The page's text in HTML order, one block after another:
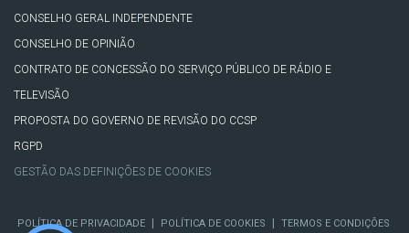
CONSELHO GERAL INDEPENDENTE
CONSELHO DE OPINIÃO
CONTRATO DE CONCESSÃO DO SERVIÇO PÚBLICO DE RÁDIO E
TELEVISÃO
PROPOSTA DO GOVERNO DE REVISÃO DO CCSP
RGPD
GESTÃO DAS DEFINIÇÕES DE COOKIES
POLÍTICA DE PRIVACIDADE | POLÍTICA DE COOKIES | TERMOS E CONDIÇÕES